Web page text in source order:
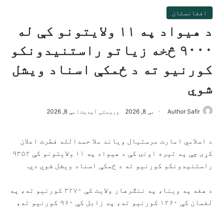
افغانستان
د هیواد په ۱۱ ولایتونو کې له
۹۰۰۰ څخه زیاتو راستنیدونکو
کورنیو ته د ځمکې اسناد ویشل
شوي
Author Safir مې 8, 2026 وروستی آپدیت : مې 8, 2026
د اسلامي امارت مرستیال ویاند ملا حمدالله فطرت اعلان
کړی چې په تیره اونۍ کې د هیواد په ۱۱ ولایتونو کې ۹۳۵۲
راستنیدونکو کورنیو ته د ځمکې اسناد ویشل شوي دي.
د هغه په ​​وینا، په ننګرهار ولایت کې ۳۲۷۰ کورنیو ته، په
لغمان کې ۱۲۶۰ کورنیو ته، په زابل کې ۹۶۰ کورنیو ته،